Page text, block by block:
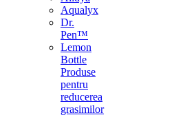
Aqualyx
Dr.
Pen™
Lemon
Bottle
Produse
pentru
reducerea
grasimilor